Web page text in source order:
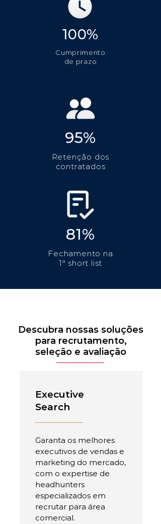
100%
Cumprimento
de prazo
95%
Retenção dos
contratados
81%
Fechamento na
1ª short list
Descubra nossas soluções
para recrutamento,
seleção e avaliação
Executive
Search
Garanta os melhores
executivos de vendas e
marketing do mercado,
com o expertise de
headhunters
especializados em
recrutar para área
comercial.